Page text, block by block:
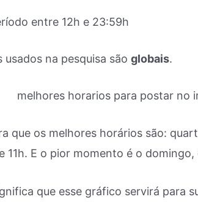
entre 12h e 23:59h
usados na pesquisa sãoglobais.
que os melhores horários são:
11h. E o pior momento é o
que esse gráfico servirá para